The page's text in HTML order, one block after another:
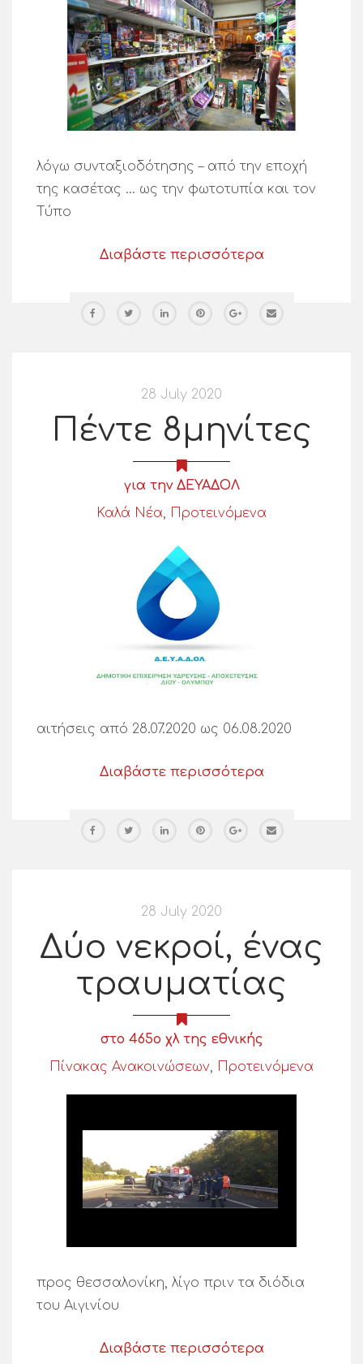
λόγω συνταξιοδότησης – από την εποχή
της κασέτας … ως την φωτοτυπία και τον
Τύπο
Διαβάστε περισσότερα
28 July 2020
Πέντε 8μηνίτες
για την ΔΕΥΑΔΟΛ
Καλά Νέα, Προτεινόμενα
αιτήσεις από 28.07.2020 ως 06.08.2020
Διαβάστε περισσότερα
28 July 2020
Δύο νεκροί, ένας
τραυματίας
στο 465ο χλ της εθνικής
Πίνακας Ανακοινώσεων, Προτεινόμενα
προς θεσσαλονίκη, λίγο πριν τα διόδια
του Αιγινίου
Διαβάστε περισσότερα